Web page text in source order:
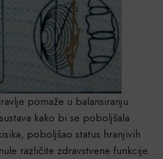
pomaže u balansiranju
kako bi se poboljšala
poboljšao status hranjivih
različite zdravstvene funkcije.